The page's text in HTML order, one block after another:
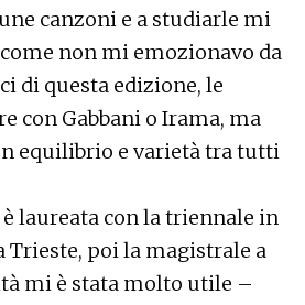
canzoni e a studiarle mi
non mi emozionavo da
di questa edizione, le
con Gabbani o Irama, ma
equilibrio e varietà tra tutti
laureata con la triennale in
Trieste, poi la magistrale a
mi è stata molto utile –